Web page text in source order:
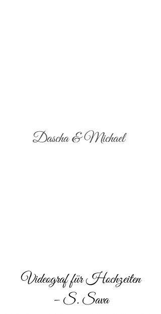
Dascha & Michael
Videograf für Hochzeiten
– S. Sava